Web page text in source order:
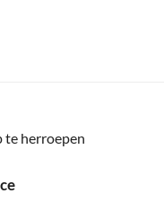
te herroepen